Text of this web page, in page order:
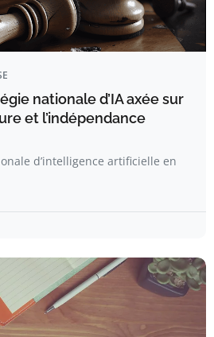
nationale d’IA axée sur
et l’indépendance
d’intelligence artificielle en